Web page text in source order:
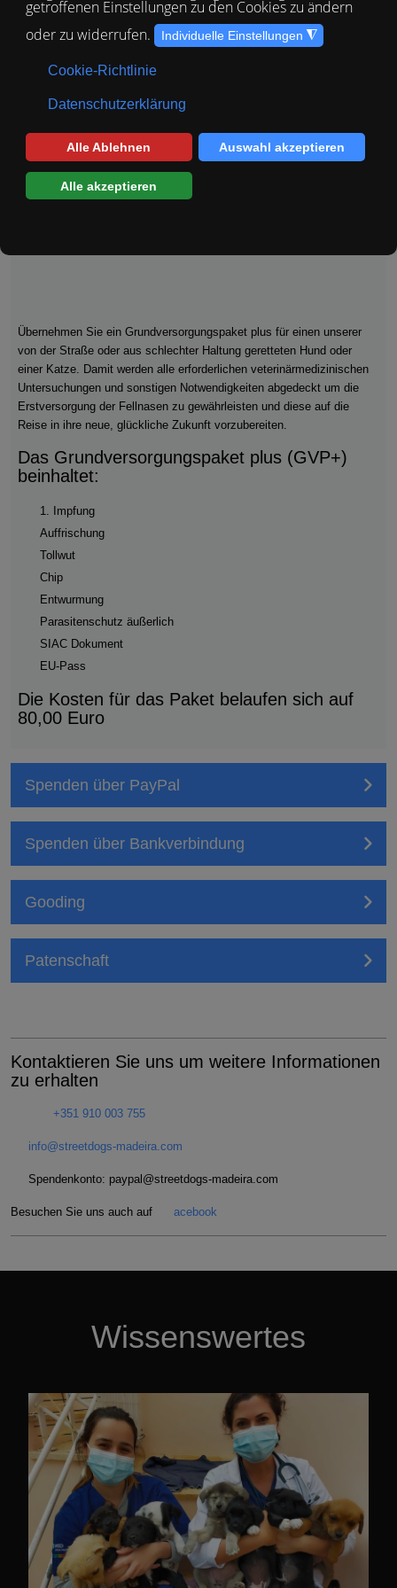
Viele Menschen, die uns unterstützen, wissen, wie wichtig private
Spenden sind. Sie machen uns reaktionsschnell und ermöglichen uns,
um schnelle medizinische Nothilfe für ein Tier, dass ohne Behandlung
vor allem unsere Tiere unterstützen können.
Übernehmen Sie ein Grundversorgungspaket plus für einen unserer
von der Straße oder aus schlechter Haltung geretteten Hund oder
einer Katze. Damit werden alle erforderlichen veterinärmedizinischen
Untersuchungen und sonstigen Notwendigkeiten abgedeckt um die
Erstversorgung der Fellnasen zu gewährleisten und diese auf die
Reise in ihre neue, glückliche Zukunft vorzubereiten.
Das Grundversorgungspaket plus (GVP+)
beinhaltet:
1. Impfung
Auffrischung
Tollwut
Chip
Entwurmung
Parasitenschutz äußerlich
SIAC Dokument
EU-Pass
Die Kosten für das Paket belaufen sich auf
80,00 Euro
Spenden über PayPal
Spenden über Bankverbindung
Gooding
Patenschaft
Kontaktieren Sie uns um weitere Informationen
zu erhalten
+351 910 003 755
info@streetdogs-madeira.com
Spendenkonto: paypal @streetdogs-madeira.com
Besuchen Sie uns auch auf acebook
Wissenswertes